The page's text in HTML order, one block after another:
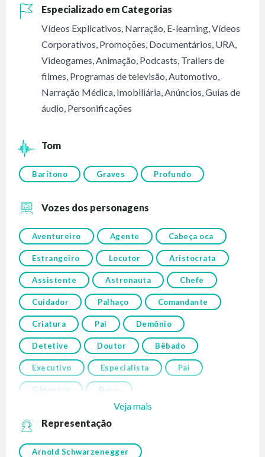
Especializado em Categorias
Vídeos Explicativos, Narração, E-learning,Vídeos
Corporativos, Promoções, Documentários, URA,
Videogames,Animação, Podcasts, Trailers de
filmes, Programas de televisão,Automotivo,
Narração Médica, Imobiliária,Anúncios,Guias de
áudio, Personificações
Tom
Barítono Graves Profundo
Vozes dos personagens
Aventureiro Agente Cabeça oca
Estrangeiro Locutor Aristocrata
Assistente Astronauta Chefe
Cuidador Palhaço Comandante
Criatura Pai Demônio
Detetive Doutor Bêbado
Executivo Especialista Pai
Gângster Deus
Veja mais
Representação
Arnold Schwarzenegger